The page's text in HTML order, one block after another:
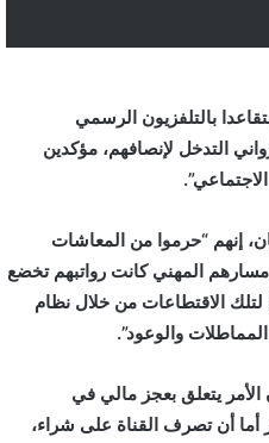
15 متقاعدا بالتلفزيون الرسمي
التدخل لإنصافهم، مؤكدين
إنهم “حرموا من المعاشات
المهني كانت رواتبهم تخضع
لتلك الاقتطاعات من خلال نظام
والوعود”.
يتعلق بعجز مالي في
أن تصرف القناة على شراء،